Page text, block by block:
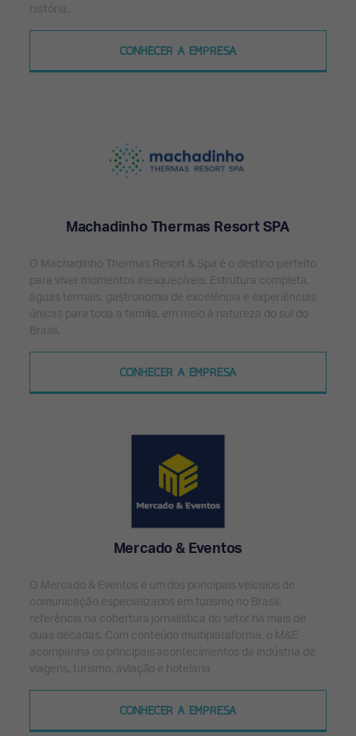
história.
CONHECER A EMPRESA
Machadinho Thermas Resort SPA
O Machadinho Thermas Resort & Spa é o destino perfeito
para viver momentos inesquecíveis. Estrutura completa,
águas termais, gastronomia de excelência e experiências
únicas para toda a família, em meio à natureza do sul do
Brasil.
CONHECER A EMPRESA
Mercado & Eventos
O Mercado & Eventos é um dos principais veículos de
comunicação especializados em turismo no Brasil,
referência na cobertura jornalística do setor há mais de
duas décadas. Com conteúdo multiplataforma, o M&E
acompanha os principais acontecimentos da indústria de
viagens, turismo, aviação e hotelaria
CONHECER A EMPRESA